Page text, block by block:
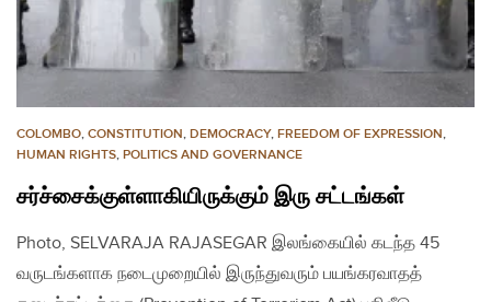
COLOMBO, CONSTITUTION, DEMOCRACY, FREEDOM OF EXPRESSION,
HUMAN RIGHTS, POLITICS AND GOVERNANCE
சர்ச்சைக்குள்ளாகியிருக்கும் இரு சட்டங்கள்
Photo, SELVARAJA RAJASEGAR இலங்கையில் கடந்த 45
வருடங்களாக நடைமுறையில் இருந்துவரும் பயங்கரவாதத்